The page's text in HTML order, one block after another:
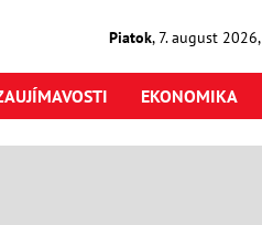
Piatok,7. august2026,
EKONOMIKA